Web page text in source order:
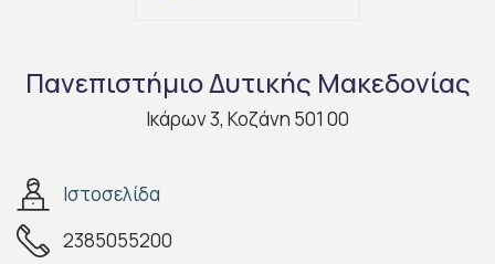
Πανεπιστήμιο Δυτικής Μακεδονίας
Ικάρων 3, Κοζάνη 501 00
Ιστοσελίδα
2385055200